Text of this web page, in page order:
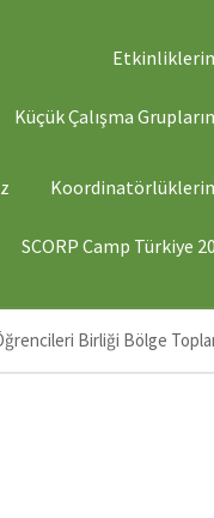
Küçük Çalışma
SCORP Camp Türkiye
Birliği Bölge